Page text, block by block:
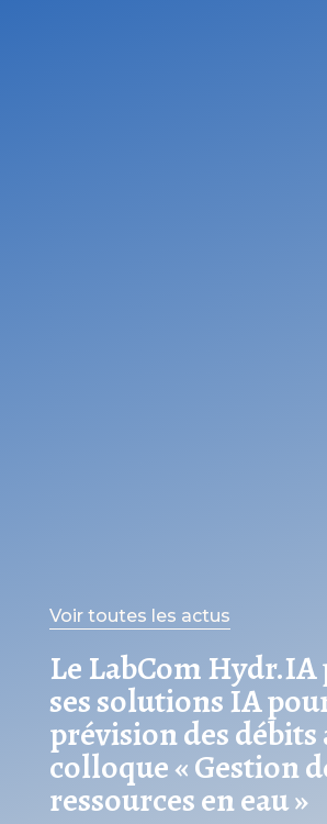
Voir toutes les actus
Le LabCom Hydr.IA
ses solutions IA
prévision des débits
colloque « Gestion
ressources en eau »